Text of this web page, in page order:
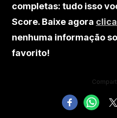
completas: tudo isso
Score. Baixe agora
nenhuma informação
favorito!